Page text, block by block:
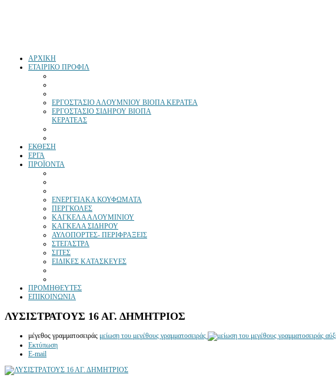
ΑΡΧΙΚΗ
ΕΤΑΙΡΙΚΟ ΠΡΟΦΙΛ
ΕΡΓΟΣΤΆΣΙΟ ΑΛΟΥΜΝΙΟΥ ΒΙΟΠΑ ΚΕΡΑΤΕΑ
ΕΡΓΟΣΤΑΣΙΟ ΣΙΔΗΡΟΥ ΒΙΟΠΑ
ΚΕΡΑΤΕΑΣ
ΕΚΘΕΣΗ
ΕΡΓΑ
ΠΡΟΪΟΝΤΑ
ΕΝΕΡΓΕΙΑΚΑ ΚΟΥΦΩΜΑΤΑ
ΠΕΡΓΚΟΛΕΣ
ΚΑΓΚΕΛΑ ΑΛΟΥΜΙΝΙΟΥ
ΚΑΓΚΕΛΑ ΣΙΔΗΡΟΥ
ΑΥΛΟΠΟΡΤΕΣ- ΠΕΡΙΦΡΑΞΕΙΣ
ΣΤΕΓΑΣΤΡΑ
ΣΙΤΕΣ
ΕΙΔΙΚΕΣ ΚΑΤΑΣΚΕΥΕΣ
ΠΡΟΜΗΘΕΥΤΕΣ
ΕΠΙΚΟΙΝΩΝΙΑ
ΛΥΣΙΣΤΡΑΤΟΥΣ 16 ΑΓ. ΔΗΜΗΤΡΙΟΣ
μέγεθος γραμματοσειράς μείωση του μεγέθους γραμματοσειράς
Εκτύπωση
E-mail